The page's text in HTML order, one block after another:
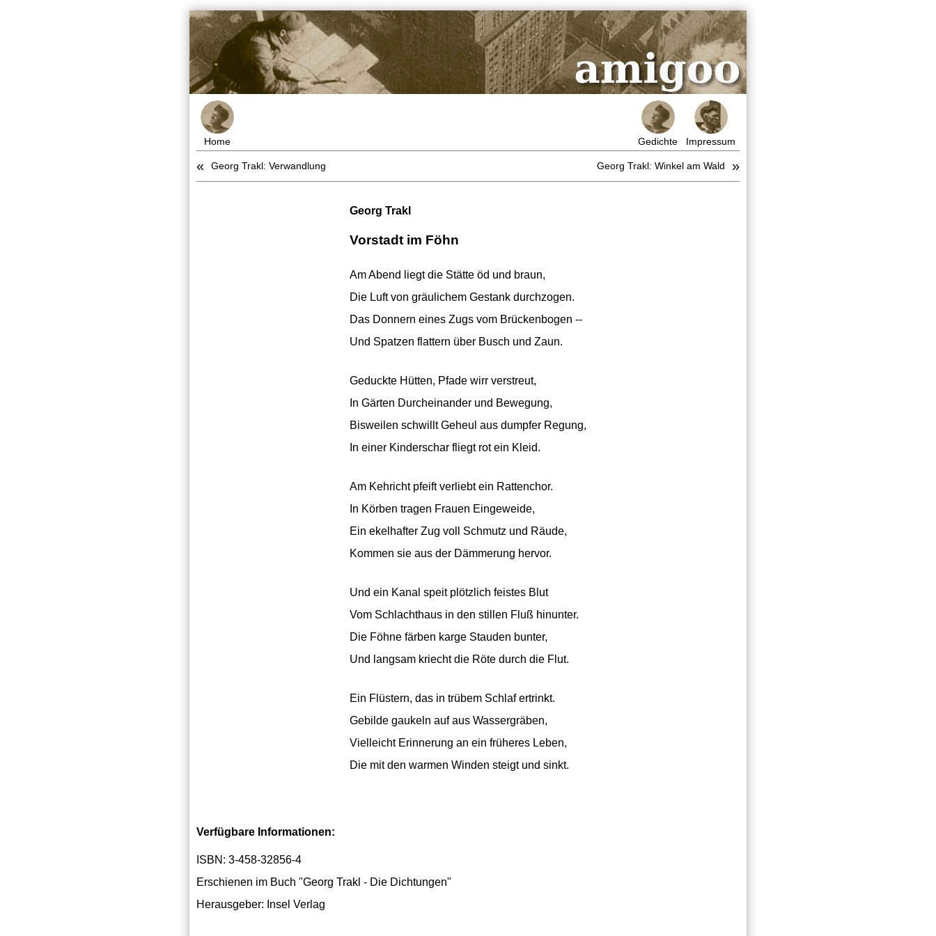
Home Gedichte Impressum
« Georg Trakl: Verwandlung Georg Trakl: Winkel am Wald »
Georg Trakl
Vorstadt im Föhn
Am Abend liegt die Stätte öd und braun,
Die Luft von gräulichem Gestank durchzogen.
Das Donnern eines Zugs vom Brückenbogen --
Und Spatzen flattern über Busch und Zaun.
Geduckte Hütten, Pfade wirr verstreut,
In Gärten Durcheinander und Bewegung,
Bisweilen schwillt Geheul aus dumpfer Regung,
In einer Kinderschar fliegt rot ein Kleid.
Am Kehricht pfeift verliebt ein Rattenchor.
In Körben tragen Frauen Eingeweide,
Ein ekelhafter Zug voll Schmutz und Räude,
Kommen sie aus der Dämmerung hervor.
Und ein Kanal speit plötzlich feistes Blut
Vom Schlachthaus in den stillen Fluß hinunter.
Die Föhne färben karge Stauden bunter,
Und langsam kriecht die Röte durch die Flut.
Ein Flüstern, das in trübem Schlaf ertrinkt.
Gebilde gaukeln auf aus Wassergräben,
Vielleicht Erinnerung an ein früheres Leben,
Die mit den warmen Winden steigt und sinkt.
Verfügbare Informationen:
ISBN: 3-458-32856-4
Erschienen im Buch "Georg Trakl - Die Dichtungen"
Herausgeber: Insel Verlag